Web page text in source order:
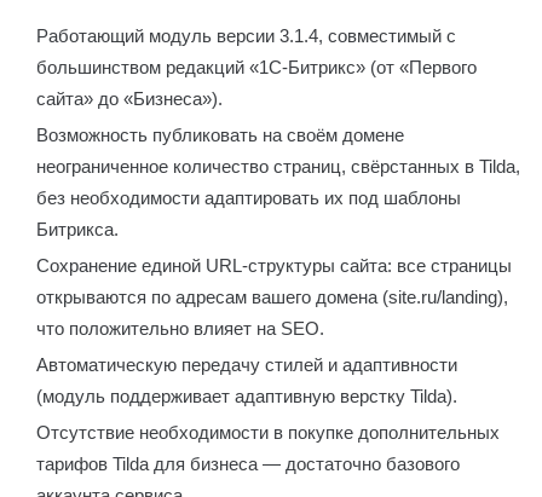
Работающий модуль версии 3.1.4, совместимый с
большинством редакций «1С-Битрикс» (от «Первого
сайта» до «Бизнеса»).
Возможность публиковать на своём домене
неограниченное количество страниц, свёрстанных в Tilda,
без необходимости адаптировать их под шаблоны
Битрикса.
Сохранение единой URL-структуры сайта: все страницы
открываются по адресам вашего домена (site.ru/landing),
что положительно влияет на SEO.
Автоматическую передачу стилей и адаптивности
(модуль поддерживает адаптивную верстку Tilda).
Отсутствие необходимости в покупке дополнительных
тарифов Tilda для бизнеса — достаточно базового